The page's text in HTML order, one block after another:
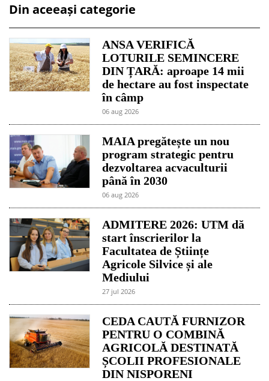
Din aceeași categorie
ANSA VERIFICĂ
LOTURILE SEMINCERE
DIN ȚARĂ: aproape 14 mii
de hectare au fost inspectate
în câmp
06 aug 2026
MAIA pregătește un nou
program strategic pentru
dezvoltarea acvaculturii
până în 2030
06 aug 2026
ADMITERE 2026: UTM dă
start înscrierilor la
Facultatea de Științe
Agricole Silvice și ale
Mediului
27 jul 2026
CEDA CAUTĂ FURNIZOR
PENTRU O COMBINĂ
AGRICOLĂ DESTINATĂ
ȘCOLII PROFESIONALE
DIN NISPORENI